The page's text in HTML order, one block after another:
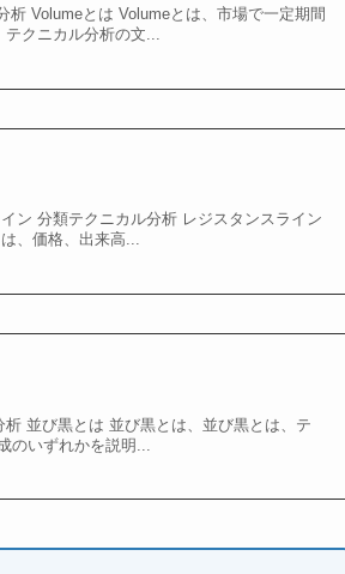
Volumeとは Volumeとは、市場で一定期間
テクニカル分析の文...
ン 分類テクニカル分析 レジスタンスライン
、価格、出来高...
並び黒とは 並び黒とは、並び黒とは、テ
のいずれかを説明...